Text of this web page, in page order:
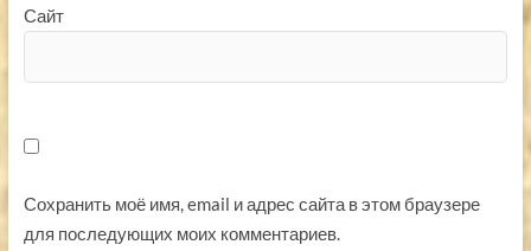
Сайт
Сохранить моё имя, email и адрес сайта в этом браузере
для последующих моих комментариев.